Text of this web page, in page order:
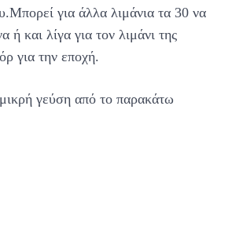
για άλλα λιμάνια τα 30 να
ή και λίγα για τον λιμάνι της
για την εποχή.
γεύση από το παρακάτω